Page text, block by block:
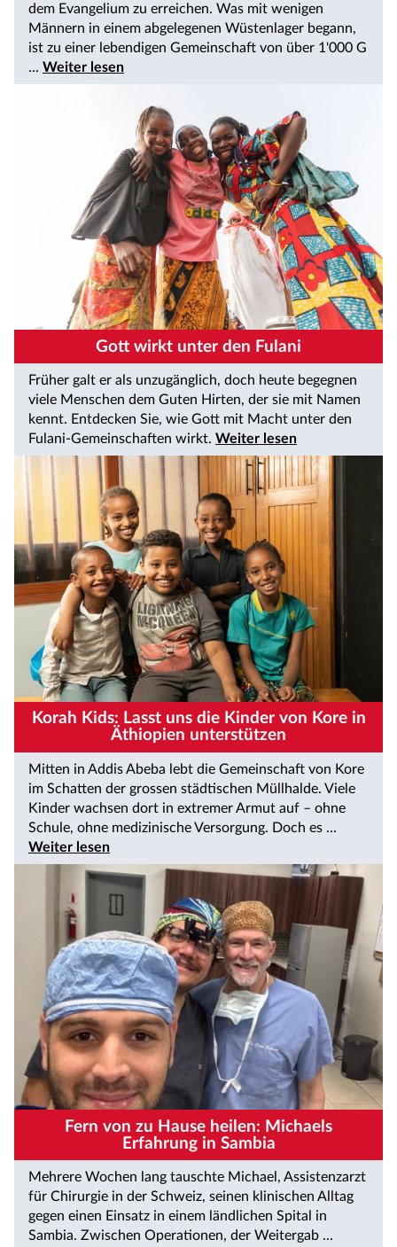
dem Evangelium zu erreichen. Was mit wenigen
Männern in einem abgelegenen Wüstenlager begann,
ist zu einer lebendigen Gemeinschaft von über 1'000 G
... Weiter lesen
Gott wirkt unter den Fulani
Früher galt er als unzugänglich, doch heute begegnen
viele Menschen dem Guten Hirten, der sie mit Namen
kennt. Entdecken Sie, wie Gott mit Macht unter den
Fulani-Gemeinschaften wirkt. Weiter lesen
Korah Kids: Lasst uns die Kinder von Kore in
Äthiopien unterstützen
Mitten in Addis Abeba lebt die Gemeinschaft von Kore
im Schatten der grossen städtischen Müllhalde. Viele
Kinder wachsen dort in extremer Armut auf – ohne
Schule, ohne medizinische Versorgung. Doch es ...
Weiter lesen
Fern von zu Hause heilen: Michaels
Erfahrung in Sambia
Mehrere Wochen lang tauschte Michael, Assistenzarzt
für Chirurgie in der Schweiz, seinen klinischen Alltag
gegen einen Einsatz in einem ländlichen Spital in
Sambia. Zwischen Operationen, der Weitergab ...